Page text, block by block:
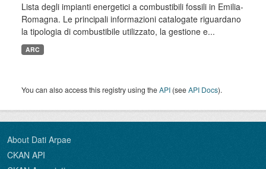
Lista degli impianti energetici a combustibili fossili in Emilia-
Romagna. Le principali informazioni catalogate riguardano
la tipologia di combustibile utilizzato, la gestione e...
ARC
You can also access this registry using theAPI (seeAPI Docs).
About Dati Arpae
CKAN API